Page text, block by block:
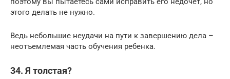
этого делать не нужно.
Ведь небольшие неудачи на пути к завершению дела –
неотъемлемая часть обучения ребенка.
34. Я толстая?